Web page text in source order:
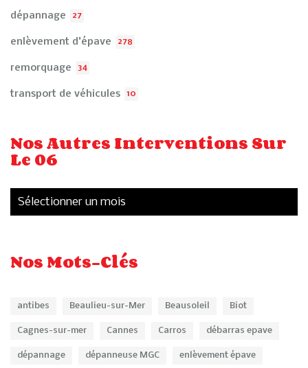
dépannage 27
enlèvement d'épave 278
remorquage 34
transport de véhicules 10
Nos Autres Interventions Sur
Le 06
Nos Mots-Clés
antibes Beaulieu-sur-Mer Beausoleil Biot
Cagnes-sur-mer Cannes Carros débarras epave
dépannage dépanneuse MGC enlèvement épave